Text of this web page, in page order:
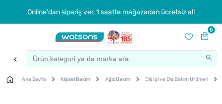
Online'dan sipariş ver, 1 saatte mağazadan ücretsiz al!
0
Ana Sayfa Kişisel Bakım Ağız Bakım Diş İpi ve Diş Bakım Ürünleri